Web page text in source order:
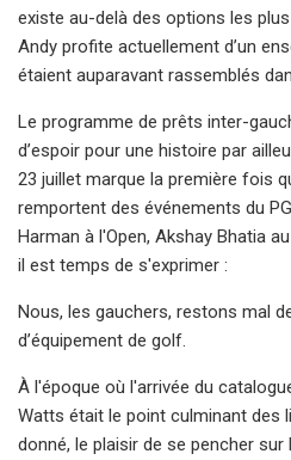
existe au-delà des options les
Andy profite actuellement d’un
étaient auparavant rassemblés
Le programme de prêts inter-
d’espoir pour une histoire par
23 juillet marque la première fois
remportent des événements du
Harman à l'Open, Akshay Bhatia
il est temps de s'exprimer :
Nous, les gauchers, restons mal
d’équipement de golf.
À l'époque où l'arrivée du
Watts était le point culminant des
donné, le plaisir de se pencher